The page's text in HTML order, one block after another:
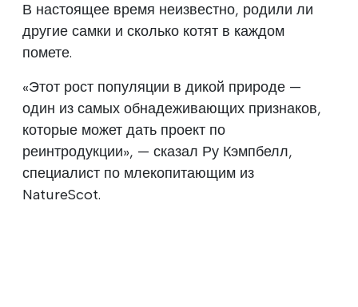
В настоящее время неизвестно, родили ли
другие самки и сколько котят в каждом
помете.
«Этот рост популяции в дикой природе —
один из самых обнадеживающих признаков,
которые может дать проект по
реинтродукции», — сказал Ру Кэмпбелл,
специалист по млекопитающим из
NatureScot.